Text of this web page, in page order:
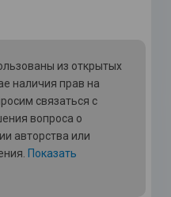
из открытых
наличия прав на
связаться с
вопроса о
авторства или
Показать